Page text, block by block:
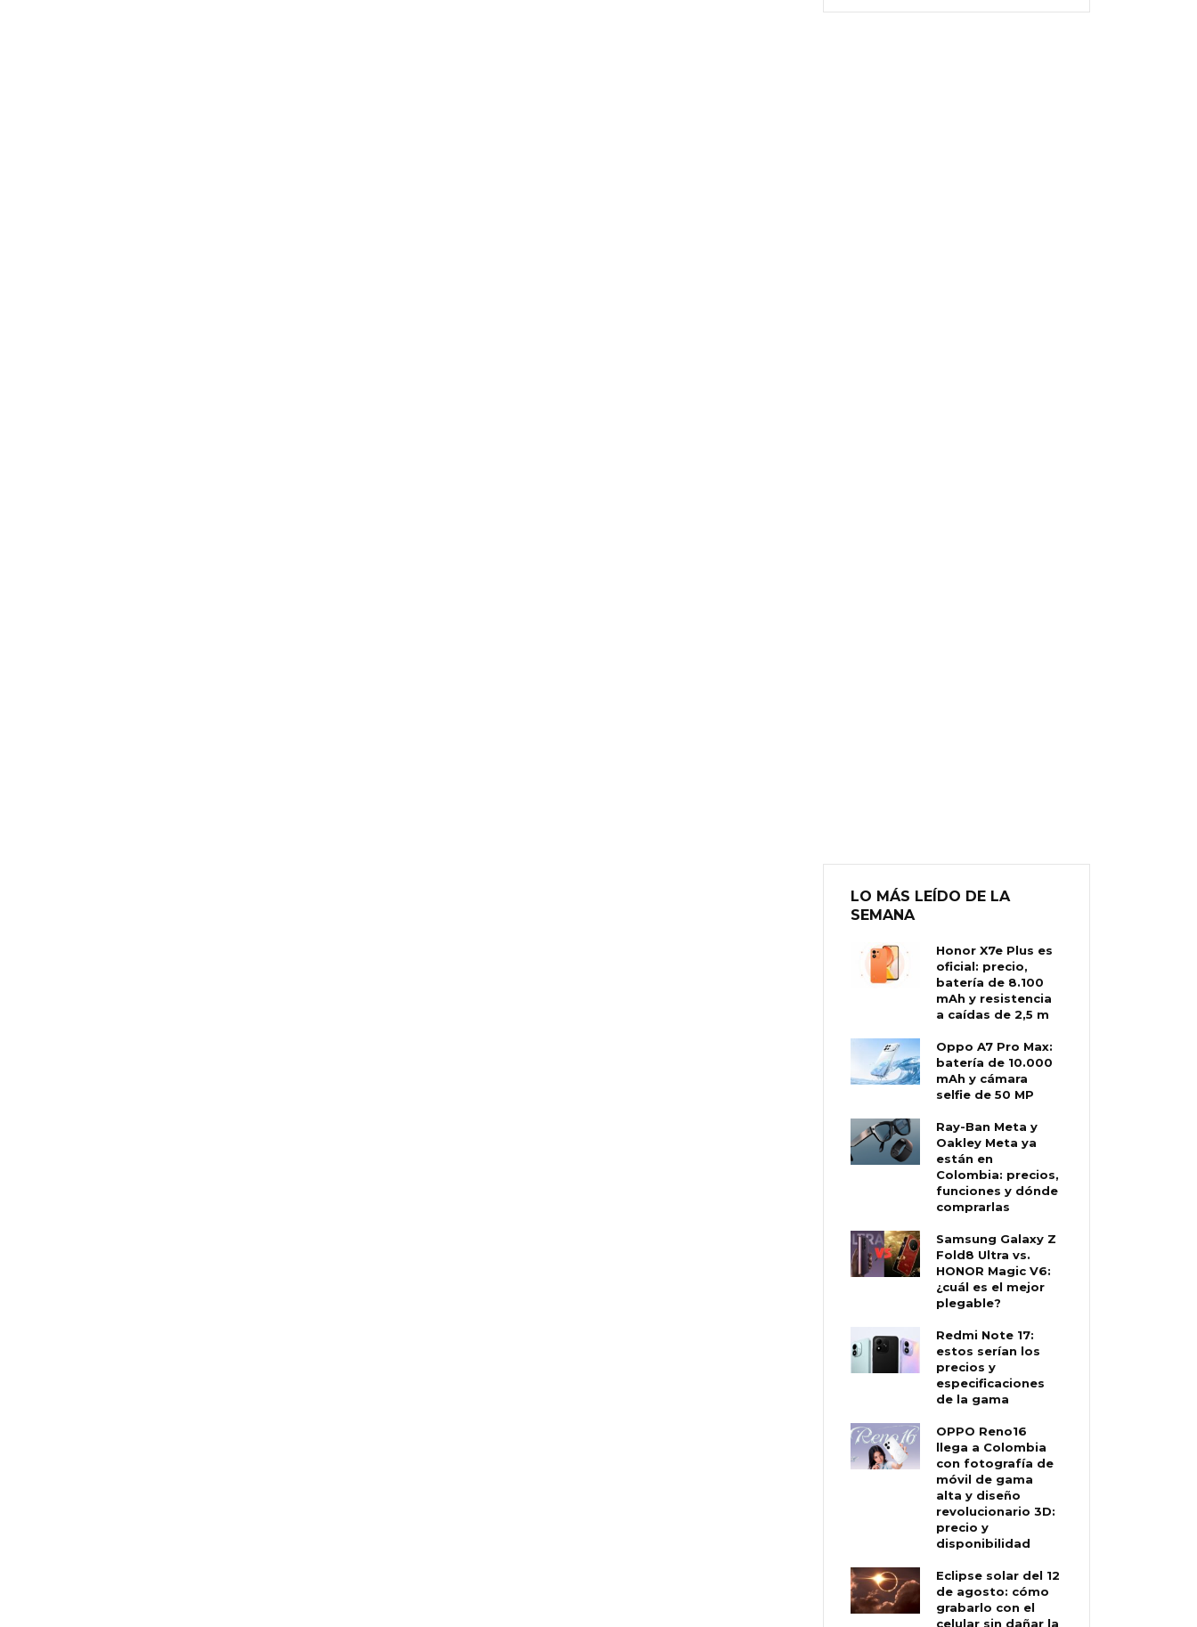
LO MÁS LEÍDO DE LA
SEMANA
Honor X7e Plus es
oficial: precio,
batería de 8.100
mAh y resistencia
a caídas de 2,5 m
Oppo A7 Pro Max:
batería de 10.000
mAh y cámara
selfie de 50 MP
Ray-Ban Meta y
Oakley Meta ya
están en
Colombia: precios,
funciones y dónde
comprarlas
Samsung Galaxy Z
Fold8 Ultra vs.
HONOR Magic V6:
¿cuál es el mejor
plegable?
Redmi Note 17:
estos serían los
precios y
especificaciones
de la gama
OPPO Reno16
llega a Colombia
con fotografía de
móvil de gama
alta y diseño
revolucionario 3D:
precio y
disponibilidad
Eclipse solar del 12
de agosto: cómo
grabarlo con el
celular sin dañar la